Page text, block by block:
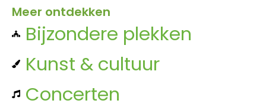
Meer ontdekken
Bijzondere plekken
Kunst & cultuur
Concerten